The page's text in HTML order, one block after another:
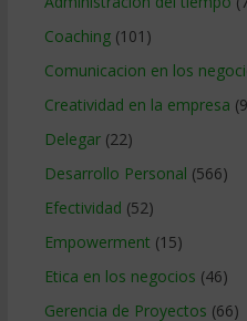
Coaching(101)
Comunicacion en los
Creatividad en la empresa
Delegar(22)
Desarrollo Personal (566)
Efectividad (52)
Empowerment (15)
Etica en los negocios (46)
Gerencia de Proyectos (66)